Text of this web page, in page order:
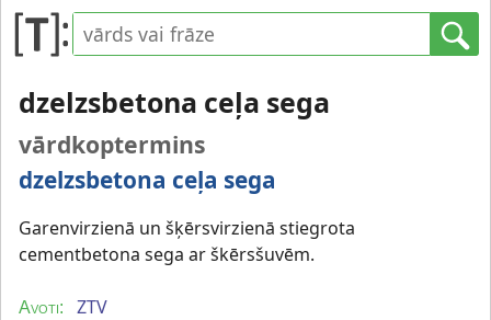
dzelzsbetona ceļa sega
vārdkoptermins
dzelzsbetona ceļa sega
Garenvirzienā un šķērsvirzienā stiegrota
cementbetona sega ar škērsšuvēm.
Avoti: ZTV